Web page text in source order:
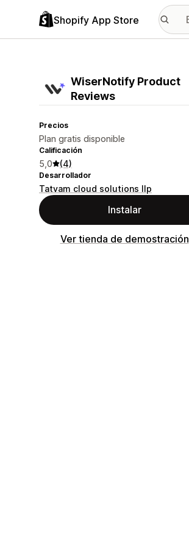
Shopify App Store
WiserNotify Product
Reviews
Precios
Plan gratis disponible
Calificación
5,0 (4)
Desarrollador
Tatvam cloud solutions llp
Instalar
Ver tienda de demostración